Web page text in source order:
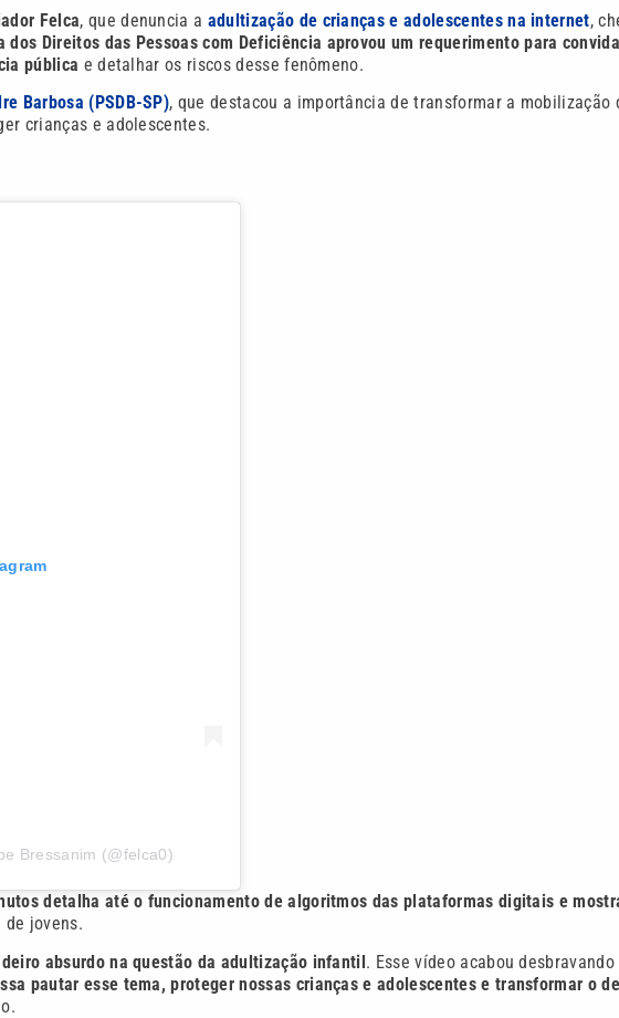
Felca, que denuncia a adultização de crianças e adolescentes na internet,
dos Direitos das Pessoas com Deficiência aprovou um requerimento para
pública e detalhar os riscos desse fenômeno.
Barbosa (PSDB-SP), que destacou a importância de transformar a mobilização
crianças e adolescentes.
Bressanim (@felca0)
detalha até o funcionamento de algoritmos das plataformas digitais e
de jovens.
absurdo na questão da adultização infantil. Esse vídeo acabou desbravando
pautar esse tema, proteger nossas crianças e adolescentes e transformar o